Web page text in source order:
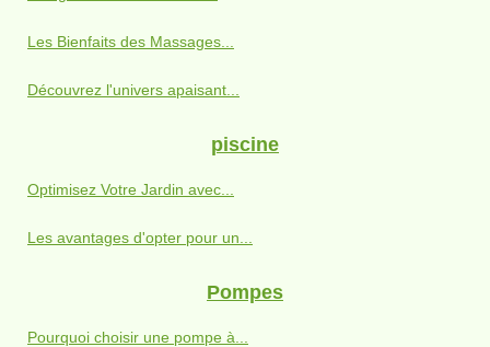
Les Bienfaits des Massages...
Découvrez l'univers apaisant...
piscine
Optimisez Votre Jardin avec...
Les avantages d'opter pour un...
Pompes
Pourquoi choisir une pompe à...